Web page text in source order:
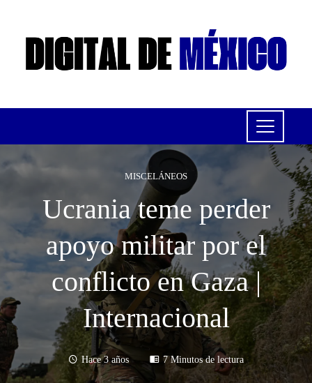
MISCELÁNEOS
Ucrania teme perder
apoyo militar por el
conflicto en Gaza |
Internacional
Hace 3 años 7 Minutos de lectura